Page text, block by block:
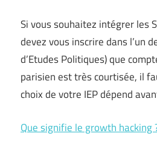
Si vous souhaitez intégrer les
devez vous inscrire dans l’un
d’Etudes Politiques) que
parisien est très courtisée, il
choix de votre IEP dépend
Que signifie le growth hacking